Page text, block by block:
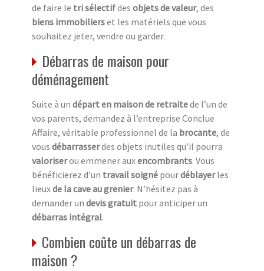
de faire le tri sélectifdes objets de valeur, des
biens immobilierset les matériels que vous
souhaitez jeter, vendre ou garder.
Débarras de maison pour
déménagement
Suite à un départ en maison de retraitede l’un de
vos parents, demandez à l’entreprise Conclue
Affaire, véritable professionnel de la brocante, de
vous débarrasserdes objets inutiles qu’il pourra
valoriserou emmener auxencombrants. Vous
bénéficierez d’un travail soigné pourdéblayerles
lieuxde la cave au grenier. N’hésitez pas à
demander un devis gratuit pour anticiper un
débarras intégral.
Combien coûte un débarras de
maison ?